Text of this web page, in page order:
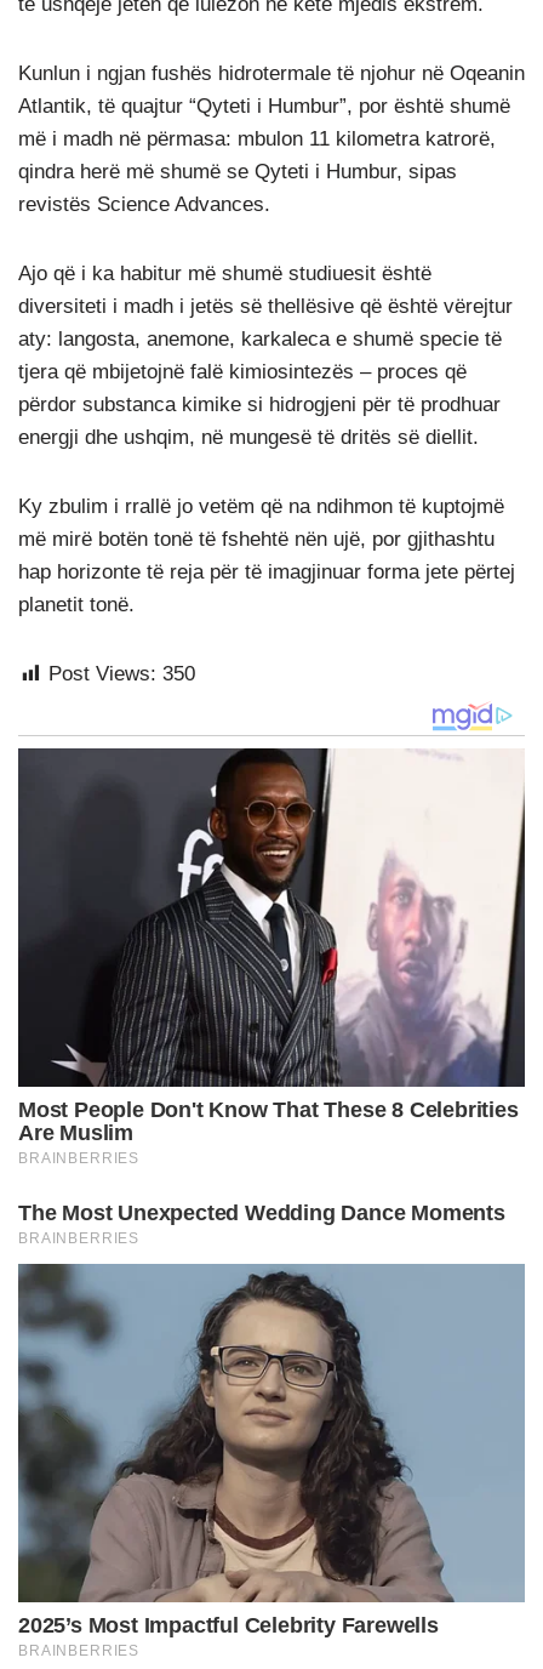
Kunlun i ngjan fushës hidrotermale të njohur në Oqeanin
Atlantik, të quajtur “Qyteti i Humbur”, por është shumë
më i madh në përmasa: mbulon 11 kilometra katrorë,
qindra herë më shumë se Qyteti i Humbur, sipas
revistës Science Advances.
Ajo që i ka habitur më shumë studiuesit është
diversiteti i madh i jetës së thellësive që është vërejtur
aty: langosta, anemone, karkaleca e shumë specie të
tjera që mbijetojnë falë kimiosintezës – proces që
përdor substanca kimike si hidrogjeni për të prodhuar
energji dhe ushqim, në mungesë të dritës së diellit.
Ky zbulim i rrallë jo vetëm që na ndihmon të kuptojmë
më mirë botën tonë të fshehtë nën ujë, por gjithashtu
hap horizonte të reja për të imagjinuar forma jete përtej
planetit tonë.
Post Views: 350